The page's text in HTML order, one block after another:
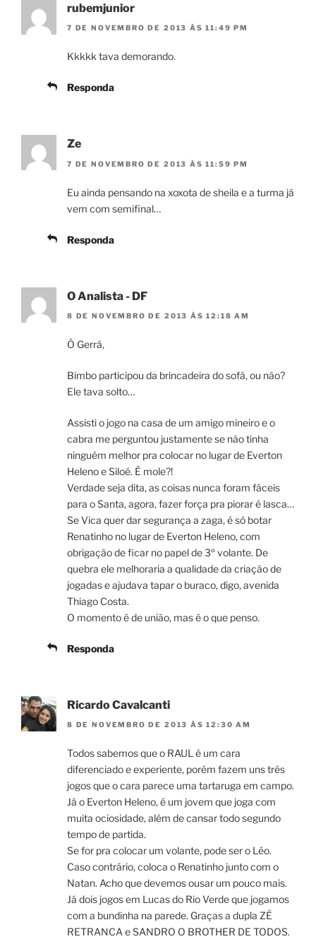
rubemjunior
7 DE NOVEMBRO DE 2013 ÀS 11:49 PM
Kkkkk tava demorando.
Responda
Ze
7 DE NOVEMBRO DE 2013 ÀS 11:59 PM
Eu ainda pensando na xoxota de sheila e a turma já
vem com semifinal…
Responda
O Analista - DF
8 DE NOVEMBRO DE 2013 ÀS 12:18 AM
Ô Gerrá,
Bimbo participou da brincadeira do sofá, ou não?
Ele tava solto…
Assisti o jogo na casa de um amigo mineiro e o
cabra me perguntou justamente se não tinha
ninguém melhor pra colocar no lugar de Everton
Heleno e Siloé. É mole?!
Verdade seja dita, as coisas nunca foram fáceis
para o Santa, agora, fazer força pra piorar é lasca…
Se Vica quer dar segurança a zaga, é só botar
Renatinho no lugar de Everton Heleno, com
obrigação de ficar no papel de 3º volante. De
quebra ele melhoraria a qualidade da criação de
jogadas e ajudava tapar o buraco, digo, avenida
Thiago Costa.
O momento é de união, mas é o que penso.
Responda
Ricardo Cavalcanti
8 DE NOVEMBRO DE 2013 ÀS 12:30 AM
Todos sabemos que o RAUL é um cara
diferenciado e experiente, porém fazem uns três
jogos que o cara parece uma tartaruga em campo.
Já o Everton Heleno, é um jovem que joga com
muita ociosidade, além de cansar todo segundo
tempo de partida.
Se for pra colocar um volante, pode ser o Léo.
Caso contrário, coloca o Renatinho junto com o
Natan. Acho que devemos ousar um pouco mais.
Já dois jogos em Lucas do Rio Verde que jogamos
com a bundinha na parede. Graças a dupla ZÉ
RETRANCA e SANDRO O BROTHER DE TODOS.